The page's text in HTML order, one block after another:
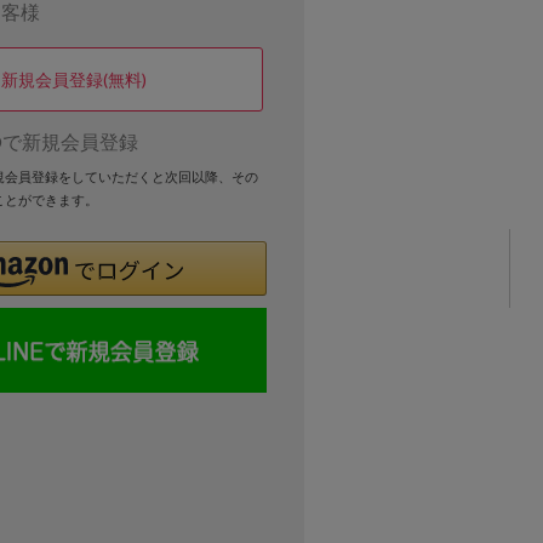
様
新規会員登録(無料)
新規会員登録
員登録をしていただくと次回以降、その
ができます。